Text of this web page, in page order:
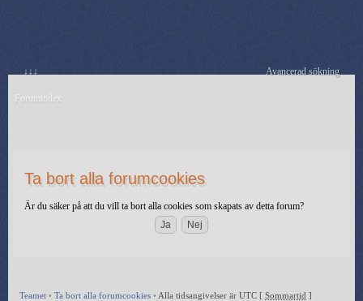
↓↓↓ Avancerad sökning
Forumindex
Ta bort alla forumcookies
Är du säker på att du vill ta bort alla cookies som skapats av detta forum?
Teamet • Ta bort alla forumcookies • Alla tidsangivelser är UTC [ Sommartid ]